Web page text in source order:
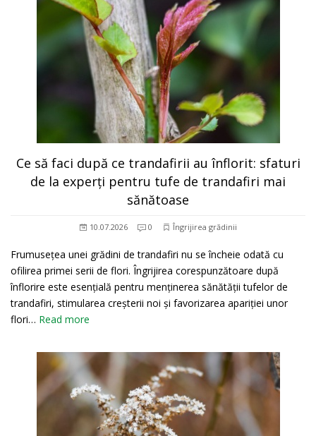
Ce să faci după ce trandafirii au înflorit: sfaturi
de la experți pentru tufe de trandafiri mai
sănătoase
10.07.2026 0 Îngrijirea grădinii
Frumusețea unei grădini de trandafiri nu se încheie odată cu
ofilirea primei serii de flori. Îngrijirea corespunzătoare după
înflorire este esențială pentru menținerea sănătății tufelor de
trandafiri, stimularea creșterii noi și favorizarea apariției unor
flori… Read more